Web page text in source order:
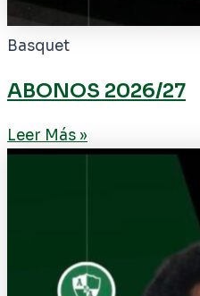
Basquet
ABONOS 2026/27
Leer Más »